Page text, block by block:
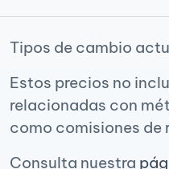
Tipos de cambio
Estos precios no
relacionadas con
como comisiones de
Consulta nuestra